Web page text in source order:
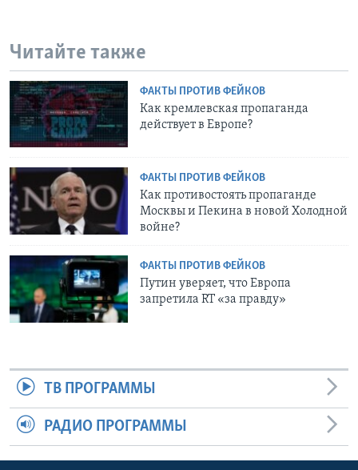
Читайте также
ФАКТЫ ПРОТИВ ФЕЙКОВ
Как кремлевская пропаганда
действует в Европе?
ФАКТЫ ПРОТИВ ФЕЙКОВ
Как противостоять пропаганде
Москвы и Пекина в новой Холодной
войне?
ФАКТЫ ПРОТИВ ФЕЙКОВ
Путин уверяет, что Европа
запретила RT «за правду»
ТВ ПРОГРАММЫ
РАДИО ПРОГРАММЫ